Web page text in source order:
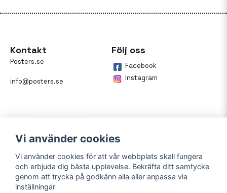
Kontakt
Posters.se
info@posters.se
Följ oss
Facebook
Instagram
Betalning
På posters.se kan du enkelt
Vi använder cookies
Vi använder cookies för att vår webbplats skall fungera
och erbjuda dig bästa upplevelse. Bekräfta ditt samtycke
genom att trycka på godkänn alla eller anpassa via
inställningar